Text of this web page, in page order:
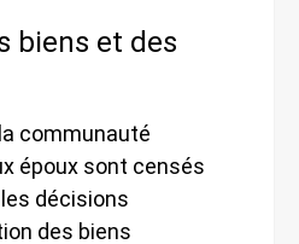
biens et des
communauté
époux sont censés
décisions
des biens